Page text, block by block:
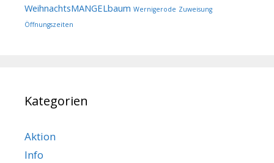
WeihnachtsMANGELbaum Wernigerode Zuweisung
Öffnungszeiten
Kategorien
Aktion
Info